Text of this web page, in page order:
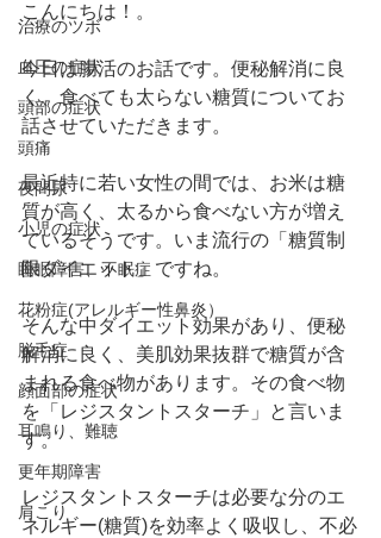
治療のツボ
血圧の症状
頭部の症状
頭痛
夜間尿
小児の症状
睡眠障害、不眠症
花粉症(アレルギー性鼻炎）
脱毛症
顔面部の症状
耳鳴り、難聴
更年期障害
肩こり
こんにちは！。
今日は腸活のお話です。便秘解消に良
く、食べても太らない糖質についてお
話させていただきます。
最近特に若い女性の間では、お米は糖
質が高く、太るから食べない方が増え
ているそうです。いま流行の「糖質制
限ダイエット」ですね。
そんな中ダイエット効果があり、便秘
解消に良く、美肌効果抜群で糖質が含
まれる食べ物があります。その食べ物
を「レジスタントスターチ」と言いま
す。
レジスタントスターチは必要な分のエ
ネルギー(糖質)を効率よく吸収し、不必